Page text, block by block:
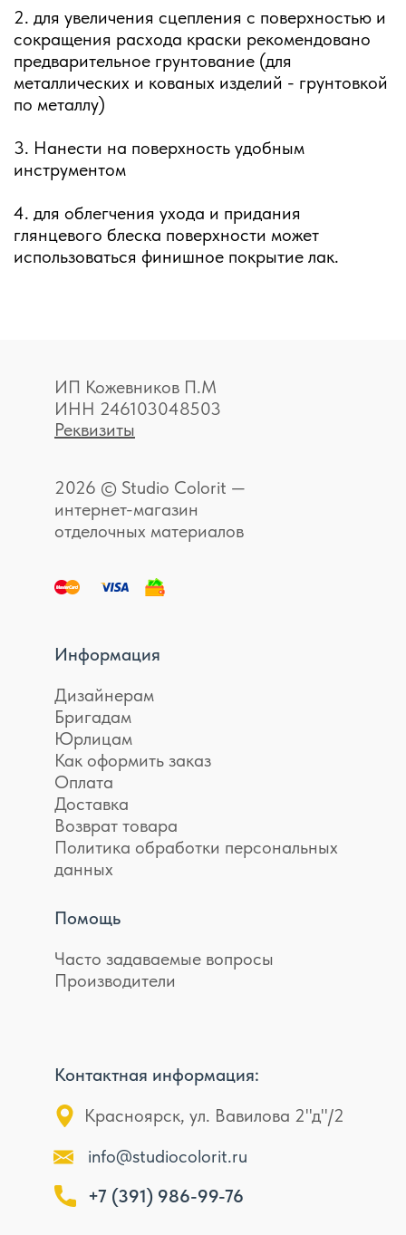
2. для увеличения сцепления с поверхностью и
сокращения расхода краски рекомендовано
предварительное грунтование (для
металлических и кованых изделий - грунтовкой
по металлу)
3. Нанести на поверхность удобным
инструментом
4. для облегчения ухода и придания
глянцевого блеска поверхности может
использоваться финишное покрытие лак.
ИП Кожевников П.М
ИНН 246103048503
Реквизиты
2026 © Studio Colorit —
интернет-магазин
отделочных материалов
Информация
Дизайнерам
Бригадам
Юрлицам
Как оформить заказ
Оплата
Доставка
Возврат товара
Политика обработки персональных
данных
Помощь
Часто задаваемые вопросы
Производители
Контактная информация:
Красноярск, ул. Вавилова 2"д"/2
info@studiocolorit.ru
+7 (391) 986-99-76